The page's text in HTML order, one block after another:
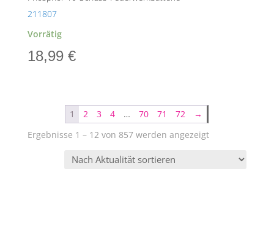
211807
Vorrätig
18,99 €
1 2 3 4 … 70 71 72
→
Ergebnisse 1 – 12 von 857 werden angezeigtNach